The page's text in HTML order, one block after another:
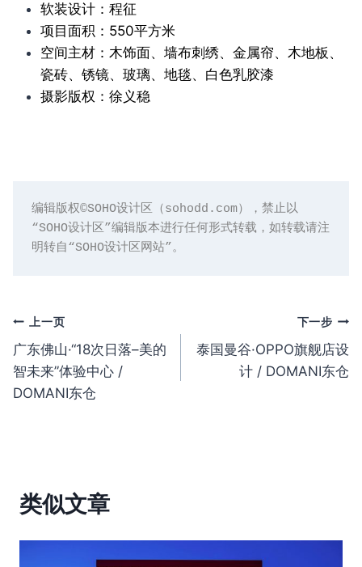
软装设计：程征
项目面积：550平方米
空间主材：木饰面、墙布刺绣、金属帘、木地板、
瓷砖、锈镜、玻璃、地毯、白色乳胶漆
摄影版权：徐义稳
编辑版权©️SOHO设计区（sohodd.com），禁止以
“SOHO设计区”编辑版本进行任何形式转载，如转载请注
明转自“SOHO设计区网站”。
文
章
导
上一页
广东佛山·“18次日落–美的
智未来”体验中心 /
DOMANI东仓
下一步
泰国曼谷·OPPO旗舰店设
计 / DOMANI东仓
类似文章